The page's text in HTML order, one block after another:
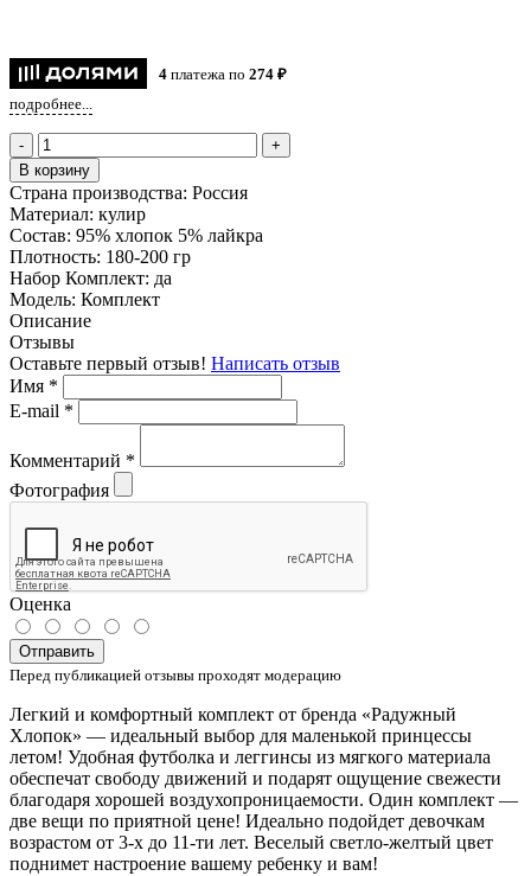
4 платежа по 274 ₽
подробнее...
-
+
В корзину
Страна производства: Россия
Материал: кулир
Состав: 95% хлопок 5% лайкра
Плотность: 180-200 гр
Набор Комплект: да
Модель: Комплект
Описание
Отзывы
Оставьте первый отзыв! Написать отзыв
Имя *
E-mail *
Комментарий *
Фотография
Оценка
Отправить
Перед публикацией отзывы проходят модерацию
Легкий и комфортный комплект от бренда «Радужный
Хлопок» — идеальный выбор для маленькой принцессы
летом! Удобная футболка и леггинсы из мягкого материала
обеспечат свободу движений и подарят ощущение свежести
благодаря хорошей воздухопроницаемости. Один комплект —
две вещи по приятной цене! Идеально подойдет девочкам
возрастом от 3-х до 11-ти лет. Веселый светло-желтый цвет
поднимет настроение вашему ребенку и вам!